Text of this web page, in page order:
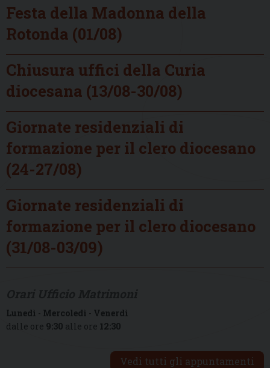
Festa della Madonna della
Rotonda (01/08)
Chiusura uffici della Curia
diocesana (13/08-30/08)
Giornate residenziali di
formazione per il clero diocesano
(24-27/08)
Giornate residenziali di
formazione per il clero diocesano
(31/08-03/09)
Lunedì - Mercoledì - Venerdì
dalle ore 9:30 alle ore 12:30
Vedi tutti gli appuntamenti